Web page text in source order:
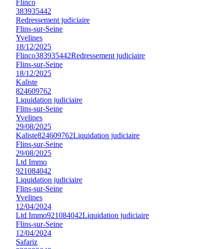
Flinco
383935442
Redressement judiciaire
Flins-sur-Seine
Yvelines
18/12/2025
Flinco383935442Redressement judiciaire
Flins-sur-Seine
18/12/2025
Kaliste
824609762
Liquidation judiciaire
Flins-sur-Seine
Yvelines
29/08/2025
Kaliste824609762Liquidation judiciaire
Flins-sur-Seine
29/08/2025
Ltd Immo
921084042
Liquidation judiciaire
Flins-sur-Seine
Yvelines
12/04/2024
Ltd Immo921084042Liquidation judiciaire
Flins-sur-Seine
12/04/2024
Safariz